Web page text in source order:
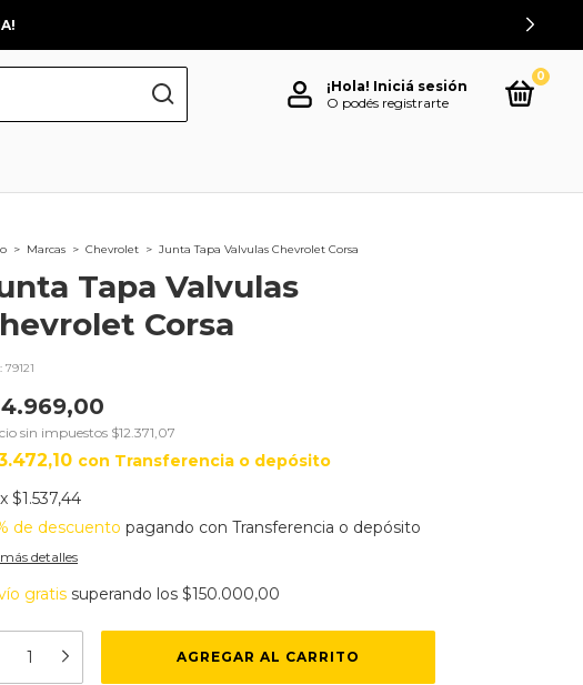
¡Hola! Iniciá sesión
O podés registrarte
0
> Marcas > Chevrolet > Junta Tapa Valvulas Chevrolet Corsa
Tapa Valvulas
Corsa
79121
sin impuestos $12.371,07
con Transferencia o depósito
x $1.537,44
de descuento pagando con Transferencia o depósito
detalles
gratis superando los $150.000,00